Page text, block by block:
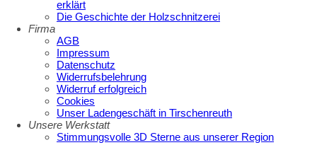
erklärt
Die Geschichte der Holzschnitzerei
Firma
AGB
Impressum
Datenschutz
Widerrufsbelehrung
Widerruf erfolgreich
Cookies
Unser Ladengeschäft in Tirschenreuth
Unsere Werkstatt
Stimmungsvolle 3D Sterne aus unserer Region